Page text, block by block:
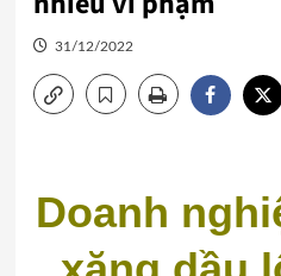
31/12/2022
Doanh